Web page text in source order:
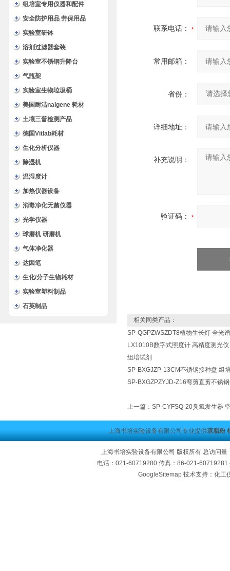
组培室专用仪器和配件
安全防护用品 劳保用品
实验室研钵
溶剂过滤器套装
实验室不锈钢升降台
气瓶架
实验室生物垃圾桶
美国耐洁nalgene 耗材
土壤三普检测产品
德国Vitlab耗材
生化分析仪器
除湿机
温湿度计
加热仪器设备
消毒净化无菌仪器
光学仪器
球磨机 研磨机
气体净化器
达因笔
生化/分子生物耗材
实验室塑料制品
石英制品
联系电话：
常用邮箱：
省份：
详细地址：
补充说明：
验证码：
相关同类产品：
SP-QGPZWSZDT8植物生长灯 全光
LX1010B数字式照度计 高精度测光仪
组培试剂
SP-BXGJZP-13CM不锈钢接种盘 组
SP-BXGZPZYJD-Z16弯剪直剪不锈
上一篇： SP-CYFSQ-20臭氧发生器
上海书培实验设备有限公司专业提供琼脂粉
上海书培实验设备有限公司 版权所有 总访问量
电话：021-60719280 传真：86-021-
GoogleSitemap技术支持：化工